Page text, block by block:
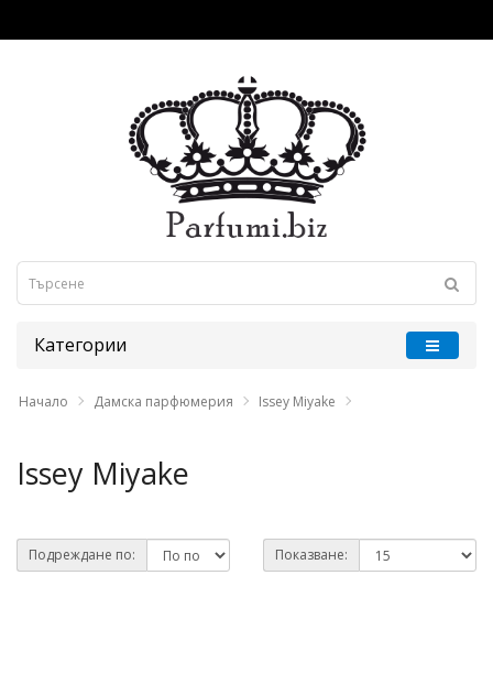
Категории
Начало Дамска парфюмерия Issey Miyake
Issey Miyake
Подреждане по: Показване: